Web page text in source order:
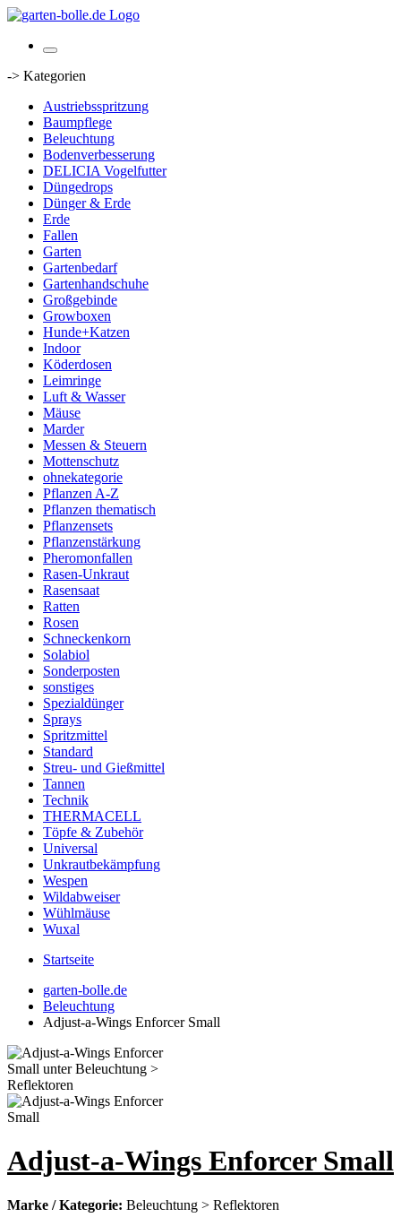
-> Kategorien
Austriebsspritzung
Baumpflege
Beleuchtung
Bodenverbesserung
DELICIA Vogelfutter
Düngedrops
Dünger & Erde
Erde
Fallen
Garten
Gartenbedarf
Gartenhandschuhe
Großgebinde
Growboxen
Hunde+Katzen
Indoor
Köderdosen
Leimringe
Luft & Wasser
Mäuse
Marder
Messen & Steuern
Mottenschutz
ohnekategorie
Pflanzen A-Z
Pflanzen thematisch
Pflanzensets
Pflanzenstärkung
Pheromonfallen
Rasen-Unkraut
Rasensaat
Ratten
Rosen
Schneckenkorn
Solabiol
Sonderposten
sonstiges
Spezialdünger
Sprays
Spritzmittel
Standard
Streu- und Gießmittel
Tannen
Technik
THERMACELL
Töpfe & Zubehör
Universal
Unkrautbekämpfung
Wespen
Wildabweiser
Wühlmäuse
Wuxal
Startseite
garten-bolle.de
Beleuchtung
Adjust-a-Wings Enforcer Small
Adjust-a-Wings Enforcer Small
Marke / Kategorie: Beleuchtung > Reflektoren